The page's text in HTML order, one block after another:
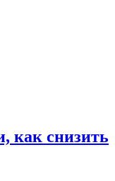
как снизить